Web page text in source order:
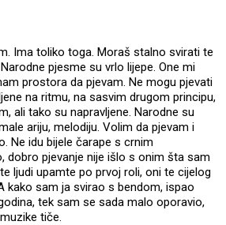
Ima toliko toga. Moraš stalno svirati te
pjesme su vrlo lijepe. One mi
prostora da pjevam. Ne mogu pjevati
na ritmu, na sasvim drugom principu,
ali tako su napravljene. Narodne su
ariju, melodiju. Volim da pjevam i
Ne idu bijele čarape s crnim
dobro pjevanje nije išlo s onim šta sam
ljudi upamte po prvoj roli, oni te cijelog
kako sam ja svirao s bendom, ispao
tek sam se sada malo oporavio,
tiče.